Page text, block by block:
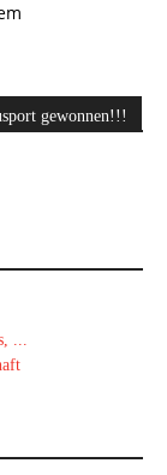
gewonnen!!!
...